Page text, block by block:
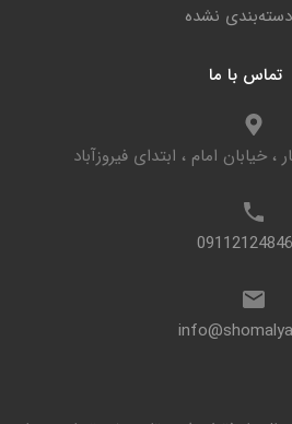
دسته‌بندی نشده
تماس با ما
، خیابان امام ، ابتدای فیروزآباد
09112124846